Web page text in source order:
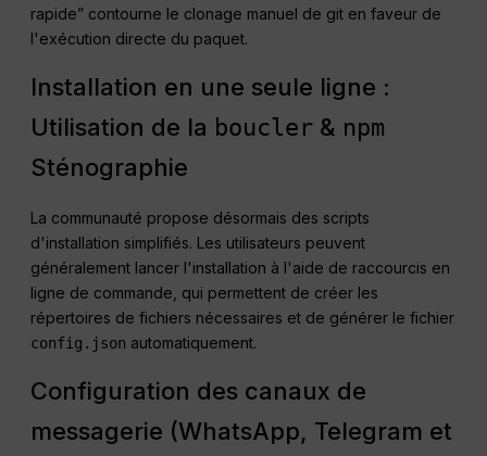
rapide” contourne le clonage manuel de git en faveur de
l'exécution directe du paquet.
Installation en une seule ligne :
Utilisation de la boucler & npm
Sténographie
La communauté propose désormais des scripts
d'installation simplifiés. Les utilisateurs peuvent
généralement lancer l'installation à l'aide de raccourcis en
ligne de commande, qui permettent de créer les
répertoires de fichiers nécessaires et de générer le fichier
config.json automatiquement.
Configuration des canaux de
messagerie (WhatsApp, Telegram et